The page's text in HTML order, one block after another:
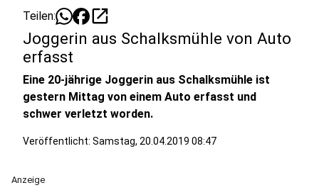
Teilen: open_in_new
Joggerin aus Schalksmühle von Auto
erfasst
Eine 20-jährige Joggerin aus Schalksmühle ist
gestern Mittag von einem Auto erfasst und
schwer verletzt worden.
Veröffentlicht: Samstag, 20.04.2019 08:47
Anzeige